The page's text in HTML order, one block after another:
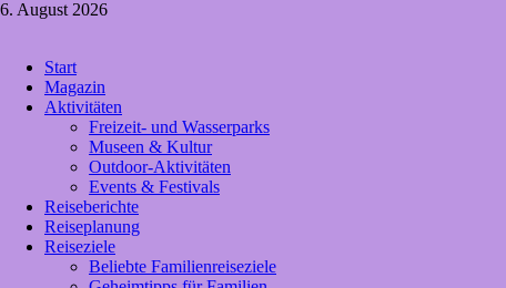
Zum
6. August 2026
Crazy4holiday
Urlaubsträume für Groß und Klein
Start
Magazin
Aktivitäten
Freizeit- und Wasserparks
Museen & Kultur
Outdoor-Aktivitäten
Events & Festivals
Reiseberichte
Reiseplanung
Reiseziele
Beliebte Familienreiseziele